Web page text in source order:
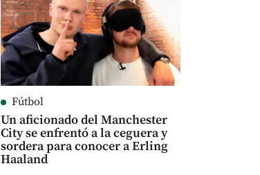
Fútbol
Un aficionado del Manchester
City se enfrentó a la ceguera y
sordera para conocer a Erling
Haaland